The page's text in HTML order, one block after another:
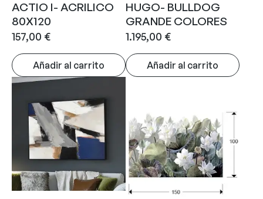
ACTIO I- ACRILICO
80X120
157,00 €
Añadir al carrito
HUGO- BULLDOG
GRANDE COLORES
1.195,00 €
Añadir al carrito